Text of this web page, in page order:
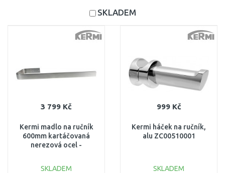
SKLADEM
3 799 Kč
Kermi madlo na ručník
600mm kartáčovaná
nerezová ocel -
SKLADEM
999 Kč
Kermi háček na ručník,
alu ZC00510001
SKLADEM